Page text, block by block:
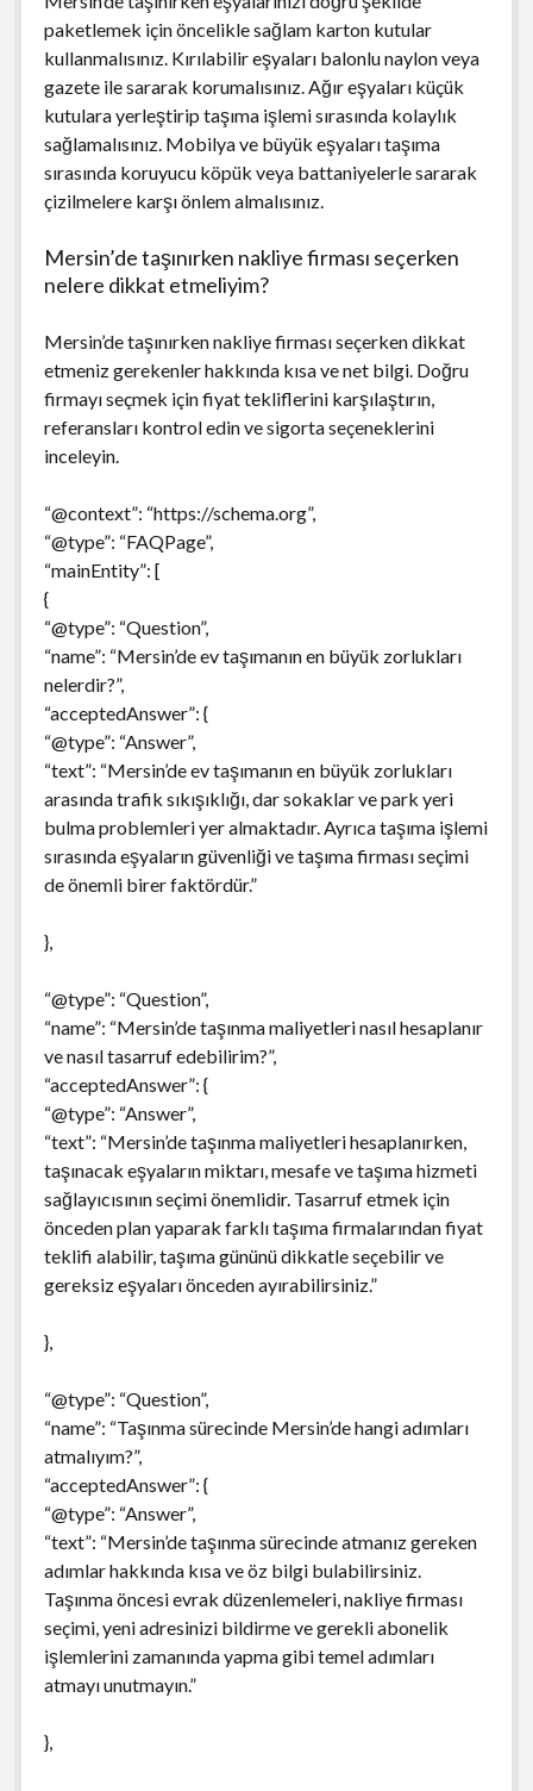
paketlemek için öncelikle sağlam karton kutular
kullanmalısınız. Kırılabilir eşyaları balonlu naylon veya
gazete ile sararak korumalısınız. Ağır eşyaları küçük
kutulara yerleştirip taşıma işlemi sırasında kolaylık
sağlamalısınız. Mobilya ve büyük eşyaları taşıma
sırasında koruyucu köpük veya battaniyelerle sararak
çizilmelere karşı önlem almalısınız.
Mersin’de taşınırken nakliye firması seçerken
nelere dikkat etmeliyim?
Mersin’de taşınırken nakliye firması seçerken dikkat
etmeniz gerekenler hakkında kısa ve net bilgi. Doğru
firmayı seçmek için fiyat tekliflerini karşılaştırın,
referansları kontrol edin ve sigorta seçeneklerini
inceleyin.
“@context”: “https://schema.org”,
“@type”: “FAQPage”,
“mainEntity”: [
{
“@type”: “Question”,
“name”: “Mersin’de ev taşımanın en büyük zorlukları
nelerdir?”,
“acceptedAnswer”: {
“@type”: “Answer”,
“text”: “Mersin’de ev taşımanın en büyük zorlukları
arasında trafik sıkışıklığı, dar sokaklar ve park yeri
bulma problemleri yer almaktadır. Ayrıca taşıma işlemi
sırasında eşyaların güvenliği ve taşıma firması seçimi
de önemli birer faktördür.”
},
“@type”: “Question”,
“name”: “Mersin’de taşınma maliyetleri nasıl hesaplanır
ve nasıl tasarruf edebilirim?”,
“acceptedAnswer”: {
“@type”: “Answer”,
“text”: “Mersin’de taşınma maliyetleri hesaplanırken,
taşınacak eşyaların miktarı, mesafe ve taşıma hizmeti
sağlayıcısının seçimi önemlidir. Tasarruf etmek için
önceden plan yaparak farklı taşıma firmalarından fiyat
teklifi alabilir, taşıma gününü dikkatle seçebilir ve
gereksiz eşyaları önceden ayırabilirsiniz.”
},
“@type”: “Question”,
“name”: “Taşınma sürecinde Mersin’de hangi adımları
atmalıyım?”,
“acceptedAnswer”: {
“@type”: “Answer”,
“text”: “Mersin’de taşınma sürecinde atmanız gereken
adımlar hakkında kısa ve öz bilgi bulabilirsiniz.
Taşınma öncesi evrak düzenlemeleri, nakliye firması
seçimi, yeni adresinizi bildirme ve gerekli abonelik
işlemlerini zamanında yapma gibi temel adımları
atmayı unutmayın.”
},